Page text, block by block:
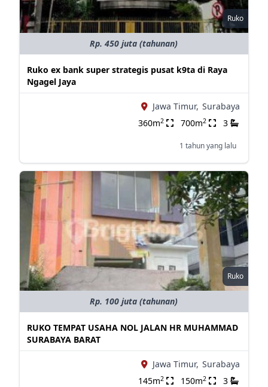
Ruko
Rp. 450 juta (tahunan)
Ruko ex bank super strategis pusat k9ta di Raya
Ngagel Jaya
Jawa Timur, Surabaya
360m2 700m2 3
1 tahun yang lalu
Ruko
Rp. 100 juta (tahunan)
RUKO TEMPAT USAHA NOL JALAN HR MUHAMMAD
SURABAYA BARAT
Jawa Timur, Surabaya
145m2 150m2 3